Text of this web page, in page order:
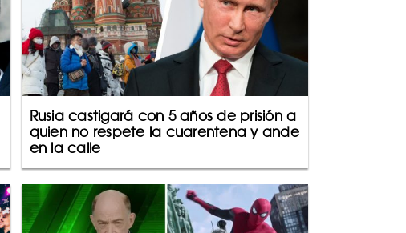
Rusia castigará con 5 años de prisión a
quien no respete la cuarentena y ande
en la calle